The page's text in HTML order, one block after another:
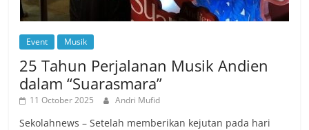
Event Musik
25 Tahun Perjalanan Musik Andien
dalam “Suarasmara”
11 October 2025 Andri Mufid
Sekolahnews – Setelah memberikan kejutan pada hari